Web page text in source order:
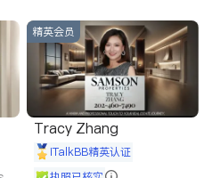
精英会员
Tracy Zhang
iTalkBB精英认证